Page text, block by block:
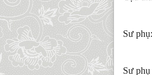
Sư
Sư